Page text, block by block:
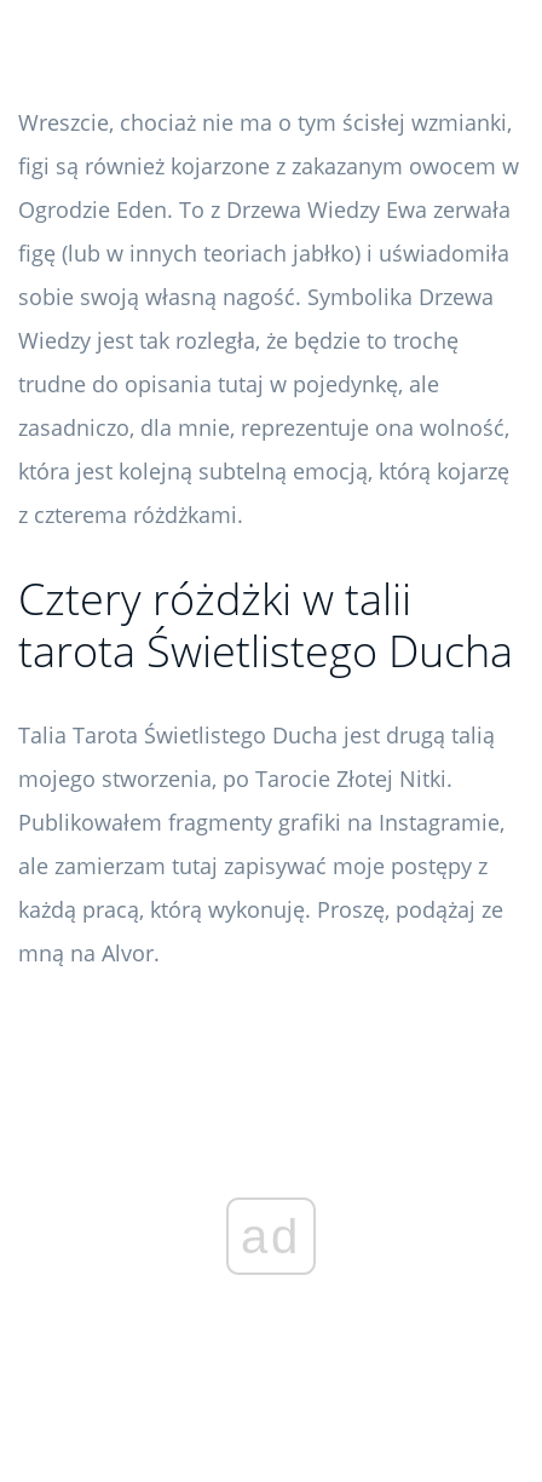
Wreszcie, chociaż nie ma o tym ścisłej wzmianki,
figi są również kojarzone z zakazanym owocem w
Ogrodzie Eden. To z Drzewa Wiedzy Ewa zerwała
figę (lub w innych teoriach jabłko) i uświadomiła
sobie swoją własną nagość. Symbolika Drzewa
Wiedzy jest tak rozległa, że ​​będzie to trochę
trudne do opisania tutaj w pojedynkę, ale
zasadniczo, dla mnie, reprezentuje ona wolność,
która jest kolejną subtelną emocją, którą kojarzę
z czterema różdżkami.
Cztery różdżki w talii
tarota Świetlistego Ducha
Talia Tarota Świetlistego Ducha jest drugą talią
mojego stworzenia, po Tarocie Złotej Nitki.
Publikowałem fragmenty grafiki na Instagramie,
ale zamierzam tutaj zapisywać moje postępy z
każdą pracą, którą wykonuję. Proszę, podążaj ze
mną na Alvor.
ad